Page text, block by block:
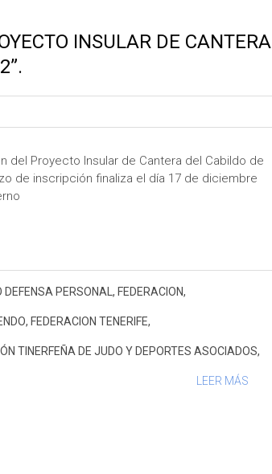
INSULAR DE CANTERA
Proyecto Insular de Cantera del Cabildo de
de inscripción finaliza el día 17 de diciembre
DEFENSA PERSONAL , FEDERACION,
, FEDERACION TENERIFE,
TINERFEÑA DE JUDO Y DEPORTES ASOCIADOS,
LEER MÁS